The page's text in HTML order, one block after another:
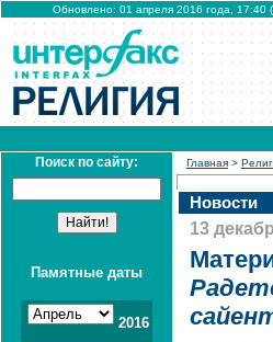
Обновлено: 01 апреля 2016 года, 17:40
Поиск по сайту:
Памятные даты
2016
Главная >
Новости
13